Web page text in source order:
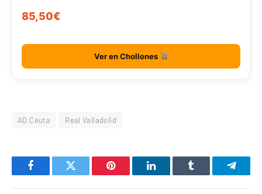
85,50€
Ver en Chollones
AD Ceuta Real Valladolid
FacebookTwitter Pinterest LinkedInTumblr